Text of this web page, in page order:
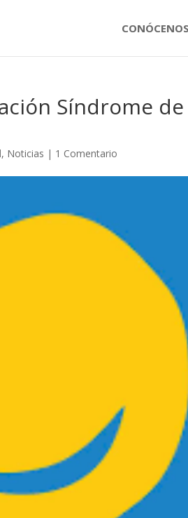
CONÓCENOS
Síndrome
, Noticias | 1 Comentario